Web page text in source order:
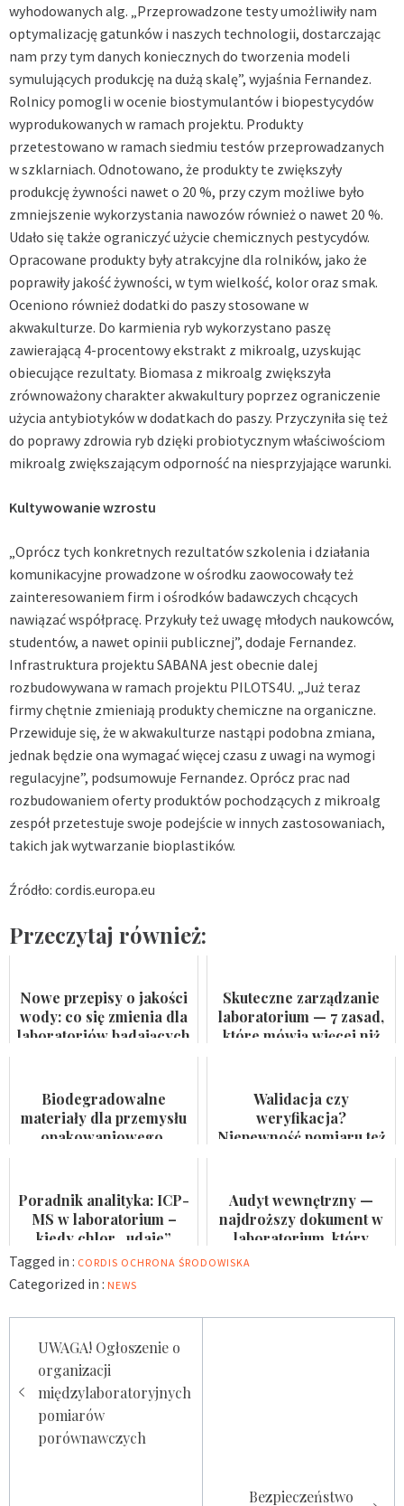
wyhodowanych alg. „Przeprowadzone testy umożliwiły nam
optymalizację gatunków i naszych technologii, dostarczając
nam przy tym danych koniecznych do tworzenia modeli
symulujących produkcję na dużą skalę”, wyjaśnia Fernandez.
Rolnicy pomogli w ocenie biostymulantów i biopestycydów
wyprodukowanych w ramach projektu. Produkty
przetestowano w ramach siedmiu testów przeprowadzanych
w szklarniach. Odnotowano, że produkty te zwiększyły
produkcję żywności nawet o 20 %, przy czym możliwe było
zmniejszenie wykorzystania nawozów również o nawet 20 %.
Udało się także ograniczyć użycie chemicznych pestycydów.
Opracowane produkty były atrakcyjne dla rolników, jako że
poprawiły jakość żywności, w tym wielkość, kolor oraz smak.
Oceniono również dodatki do paszy stosowane w
akwakulturze. Do karmienia ryb wykorzystano paszę
zawierającą 4-procentowy ekstrakt z mikroalg, uzyskując
obiecujące rezultaty. Biomasa z mikroalg zwiększyła
zrównoważony charakter akwakultury poprzez ograniczenie
użycia antybiotyków w dodatkach do paszy. Przyczyniła się też
do poprawy zdrowia ryb dzięki probiotycznym właściwościom
mikroalg zwiększającym odporność na niesprzyjające warunki.
Kultywowanie wzrostu
„Oprócz tych konkretnych rezultatów szkolenia i działania
komunikacyjne prowadzone w ośrodku zaowocowały też
zainteresowaniem firm i ośrodków badawczych chcących
nawiązać współpracę. Przykuły też uwagę młodych naukowców,
studentów, a nawet opinii publicznej”, dodaje Fernandez.
Infrastruktura projektu SABANA jest obecnie dalej
rozbudowywana w ramach projektu PILOTS4U. „Już teraz
firmy chętnie zmieniają produkty chemiczne na organiczne.
Przewiduje się, że w akwakulturze nastąpi podobna zmiana,
jednak będzie ona wymagać więcej czasu z uwagi na wymogi
regulacyjne”, podsumowuje Fernandez. Oprócz prac nad
rozbudowaniem oferty produktów pochodzących z mikroalg
zespół przetestuje swoje podejście w innych zastosowaniach,
takich jak wytwarzanie bioplastików.
Źródło: cordis.europa.eu
Przeczytaj również:
Nowe przepisy o jakości
wody: co się zmienia dla
laboratoriów badających
Skuteczne zarządzanie
laboratorium — 7 zasad,
które mówią więcej niż
Biodegradowalne
materiały dla przemysłu
opakowaniowego.
Walidacja czy
weryfikacja?
Niepewność pomiaru też
Poradnik analityka: ICP-
MS w laboratorium –
kiedy chlor „udaje”
arsen?
Audyt wewnętrzny —
najdroższy dokument w
laboratorium, który
nikomu się nie przydaje
Tagged in : CORDIS OCHRONA ŚRODOWISKA
Categorized in : NEWS
wpisu
UWAGA! Ogłoszenie o
organizacji
międzylaboratoryjnych
pomiarów
porównawczych
Bezpieczeństwo